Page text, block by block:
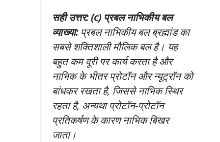
सही उत्तर: (c) प्रबल नाभिकीय बल
व्याख्या:प्रबल नाभिकीय बल ब्रह्मांड का
सबसे शक्तिशाली मौलिक बल है। यह
बहुत कम दूरी पर कार्य करता है और
नाभिक के भीतर प्रोटॉन और न्यूट्रॉन को
बांधकर रखता है, जिससे नाभिक स्थिर
रहता है, अन्यथा प्रोटॉन-प्रोटॉन
प्रतिकर्षण के कारण नाभिक बिखर
जाता।